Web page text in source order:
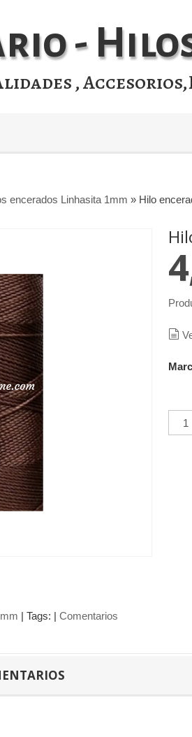
-
,
encerados Linhasita 1mm » Hilo
| Tags: | Comentarios